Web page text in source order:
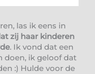
las ik eens in
zij haar kinderen
. Ik vond dat een
doen, ik geloof dat
:) Hulde voor de